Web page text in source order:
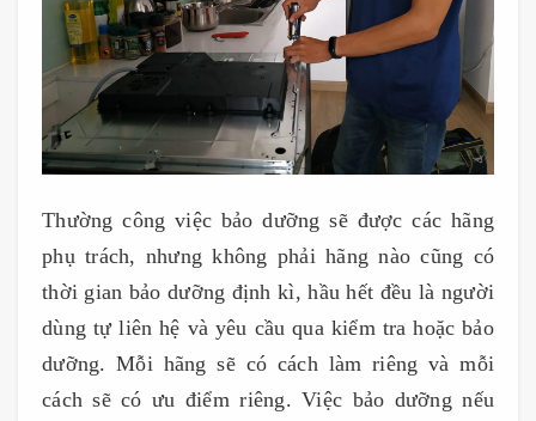
Thường công việc bảo dưỡng sẽ được các hãng
phụ trách, nhưng không phải hãng nào cũng có
thời gian bảo dưỡng định kì, hầu hết đều là người
dùng tự liên hệ và yêu cầu qua kiểm tra hoặc bảo
dưỡng. Mỗi hãng sẽ có cách làm riêng và mỗi
cách sẽ có ưu điểm riêng. Việc bảo dưỡng nếu